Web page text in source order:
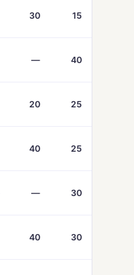
30 15
— 40
20 25
40 25
— 30
40 30